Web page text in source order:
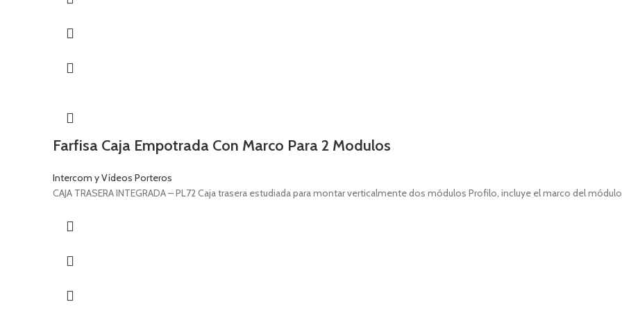
Farfisa Caja Empotrada Con Marco Para 2 Modulos
Intercom y Vídeos Porteros
CAJA TRASERA INTEGRADA – PL72 Caja trasera estudiada para montar verticalmente dos módulos Profilo, incluye el marco del